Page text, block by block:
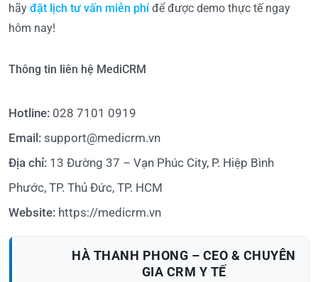
hãy đặt lịch tư vấn miễn phíđể được demo thực tế ngay
hôm nay!
Thông tin liên hệ MediCRM
Hotline: 028 7101 0919
Email: support@medicrm.vn
Địa chỉ: 13 Đường 37 – Vạn Phúc City, P. Hiệp Bình
Phước, TP. Thủ Đức, TP. HCM
Website: https://medicrm.vn
HÀ THANH PHONG – CEO & CHUYÊN
GIA CRM Y TẾ